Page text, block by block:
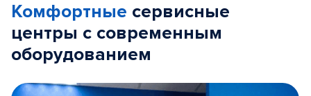
Комфортные сервисные
центры с современным
оборудованием